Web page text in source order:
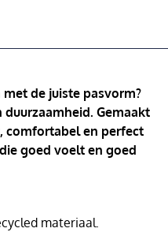
de juiste pasvorm?
Gemaakt
comfortabel en perfect
goed voelt en goed
materiaal.